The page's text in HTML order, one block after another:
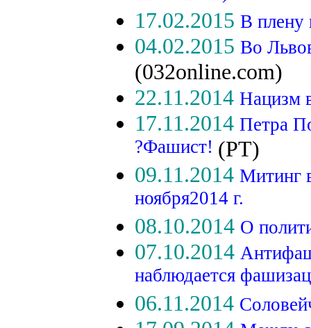
17.02.2015 В плену
04.02.2015 Во
(032online.com)
22.11.2014 Нацизм
17.11.2014 Петра
?Фашист! (РТ)
09.11.2014 Митинг
ноября2014 г.
08.10.2014 О
07.10.2014
наблюдается
06.11.2014